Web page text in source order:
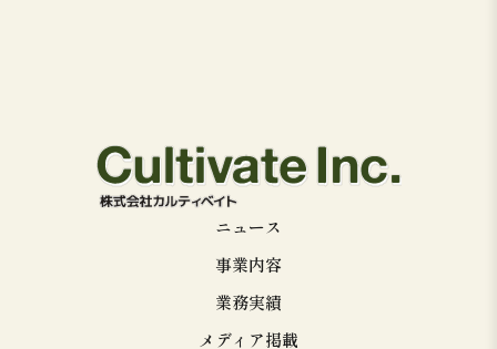
ニュース
事業内容
業務実績
メディア掲載